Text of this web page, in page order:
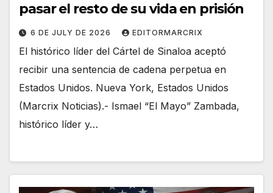
pasar el resto de su vida en prisión
6 DE JULY DE 2026 EDITORMARCRIX
El histórico líder del Cártel de Sinaloa aceptó
recibir una sentencia de cadena perpetua en
Estados Unidos. Nueva York, Estados Unidos
(Marcrix Noticias).- Ismael “El Mayo” Zambada,
histórico líder y…